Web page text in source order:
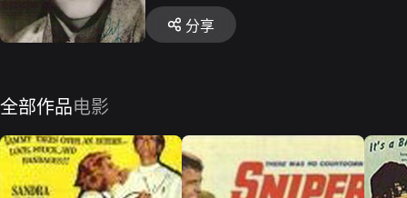
分享
全部作品电影